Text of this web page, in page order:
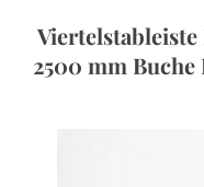
Viertelstableiste
2500 mm